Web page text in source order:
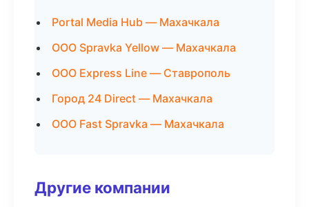
Portal Media Hub — Махачкала
ООО Spravka Yellow — Махачкала
ООО Express Line — Ставрополь
Город 24 Direct — Махачкала
ООО Fast Spravka — Махачкала
Другие компании